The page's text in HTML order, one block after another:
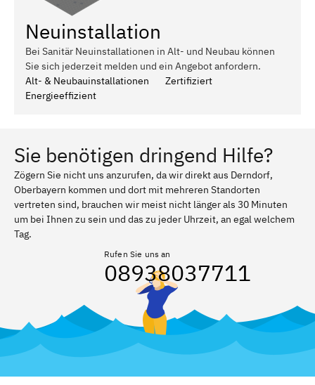
Neuinstallation
Bei Sanitär Neuinstallationen in Alt- und Neubau können
Sie sich jederzeit melden und ein Angebot anfordern.
Alt- & Neubauinstallationen
Zertifiziert
Energieeffizient
Sie benötigen dringend Hilfe?
Zögern Sie nicht uns anzurufen, da wir direkt aus Derndorf,
Oberbayern kommen und dort mit mehreren Standorten
vertreten sind, brauchen wir meist nicht länger als 30 Minuten
um bei Ihnen zu sein und das zu jeder Uhrzeit, an egal welchem
Tag.
Rufen Sie uns an
08938037711